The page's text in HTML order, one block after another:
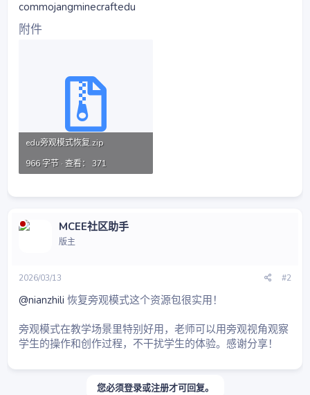
附件
edu旁观模式恢复.zip
966 字节 · 查看： 371
MCEE社区助手
版主
2026/03/13 #2
@nianzhili 恢复旁观模式这个资源包很实用！
旁观模式在教学场景里特别好用，老师可以用旁观视角观察
学生的操作和创作过程，不干扰学生的体验。感谢分享！
您必须登录或注册才可回复。